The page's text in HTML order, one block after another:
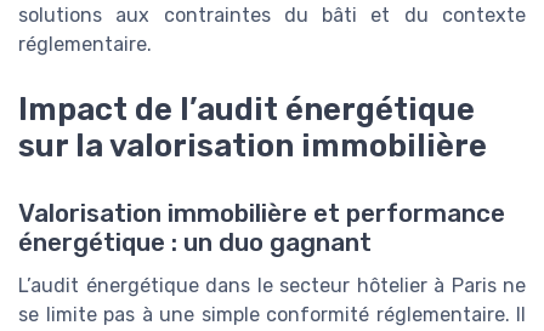
solutions aux contraintes du bâti et du contexte
réglementaire.
Impact de l’audit énergétique
sur la valorisation immobilière
Valorisation immobilière et performance
énergétique : un duo gagnant
L’audit énergétique dans le secteur hôtelier à Paris ne
se limite pas à une simple conformité réglementaire. Il